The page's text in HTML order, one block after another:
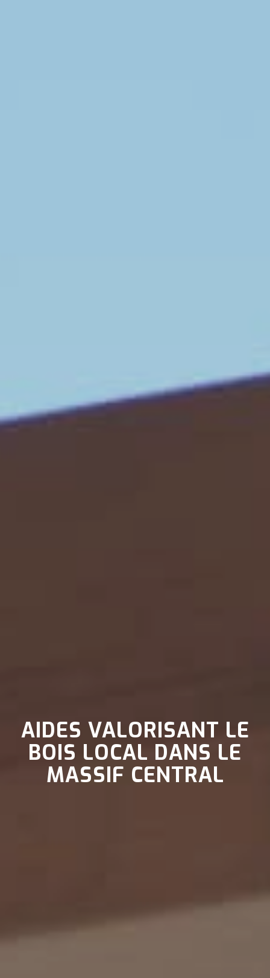
AIDES VALORISANT LE
BOIS LOCAL DANS LE
MASSIF CENTRAL